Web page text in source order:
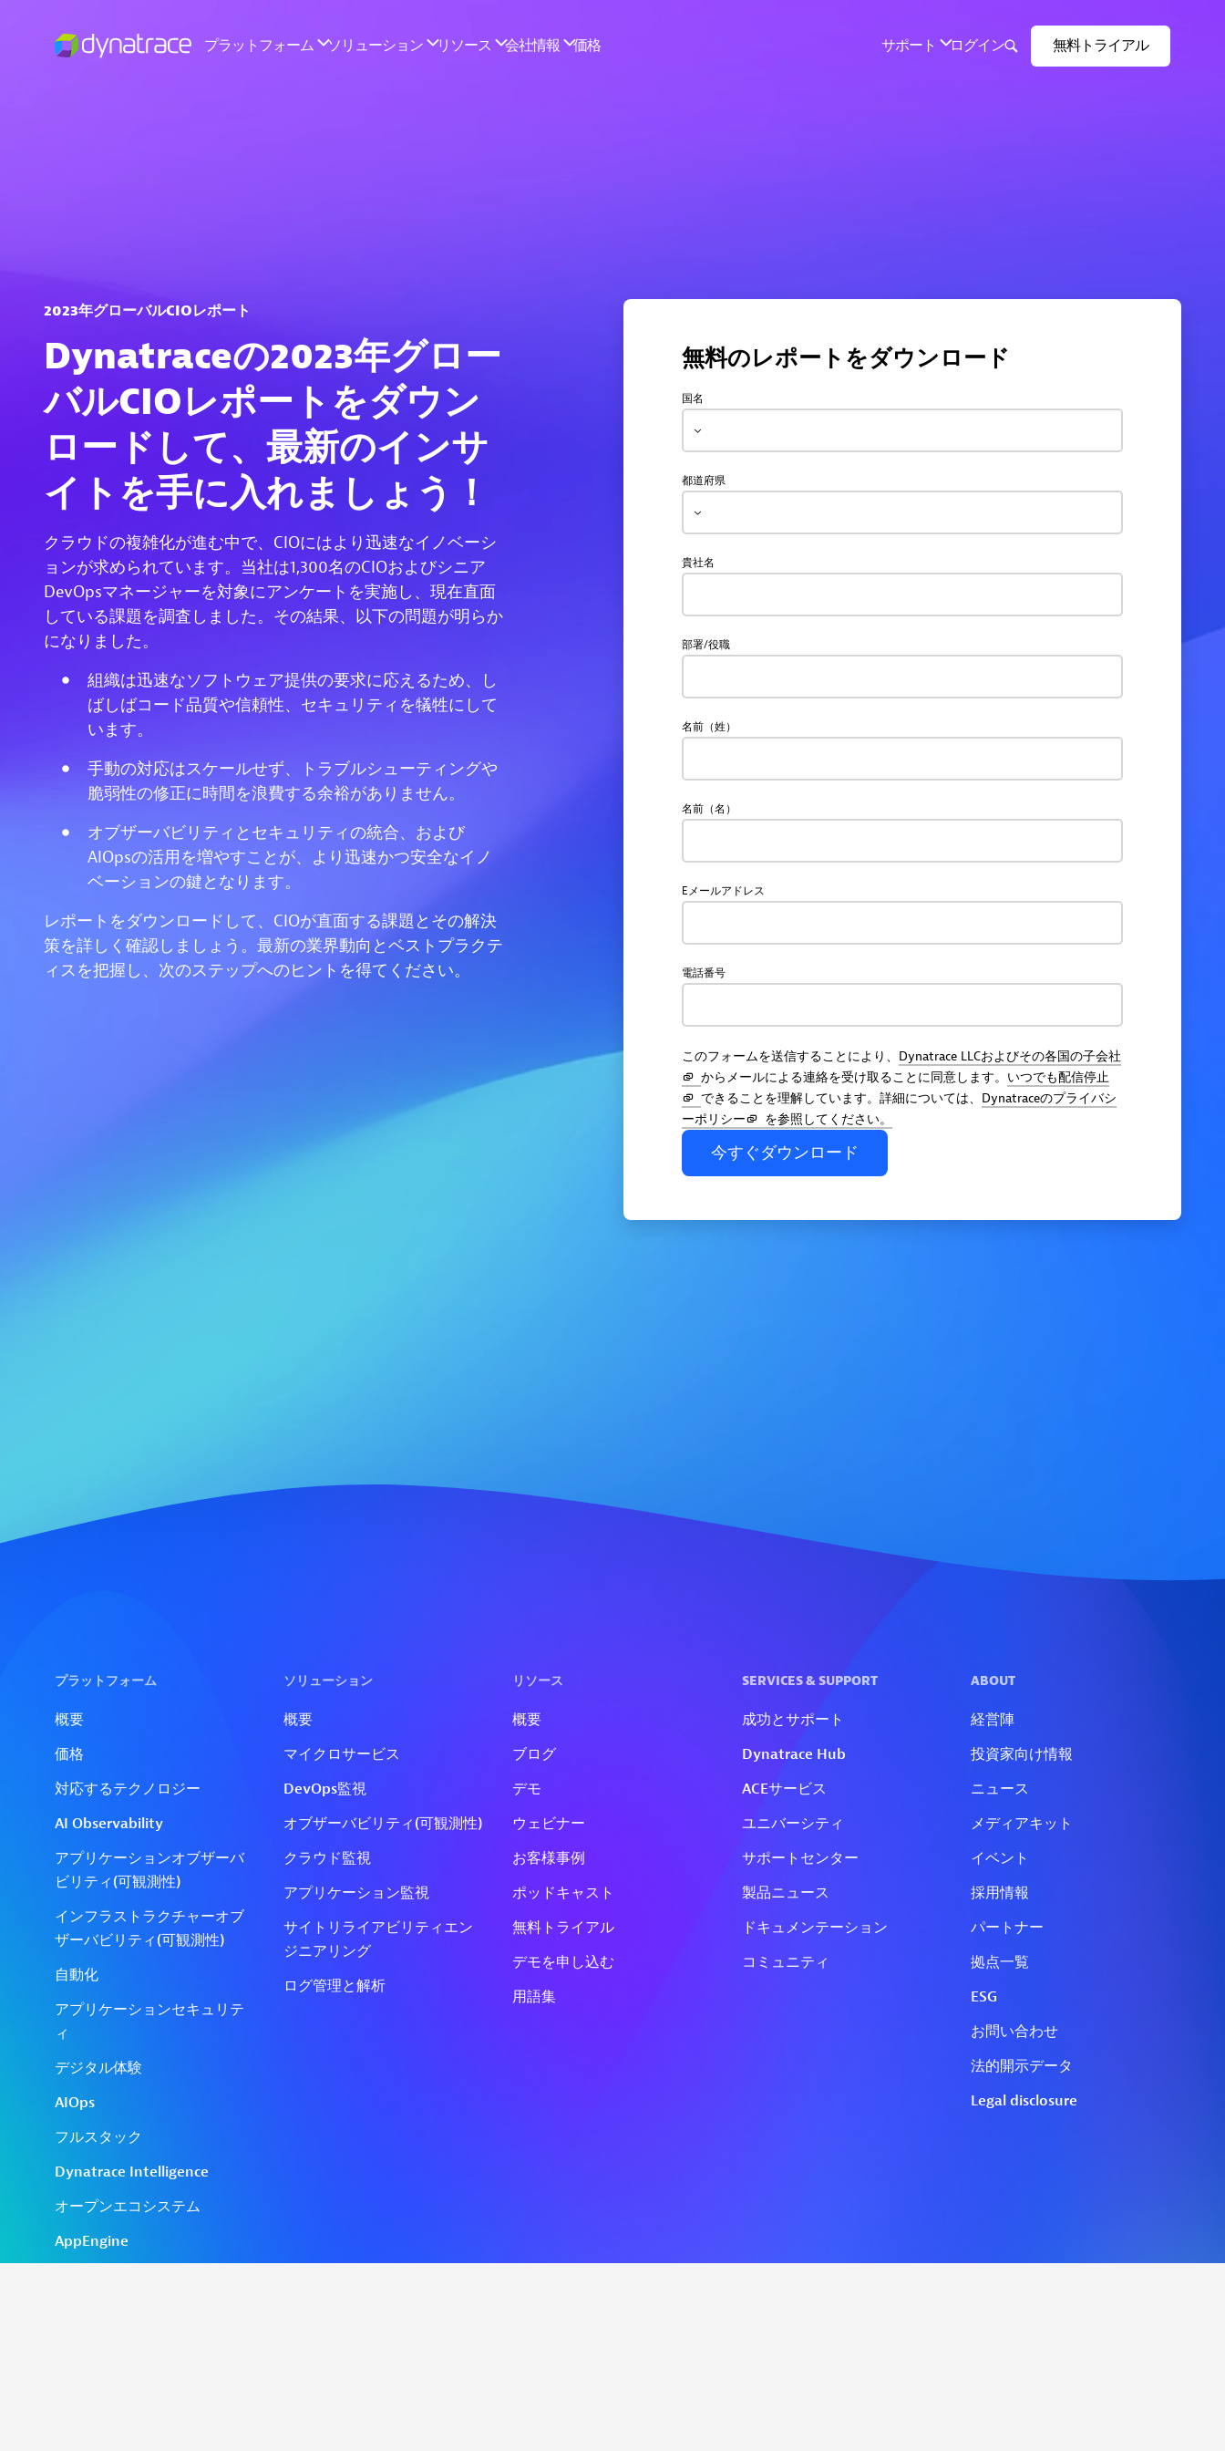
2023年グローバルCIOレポート
Dynatraceの2023年グロー
バルCIOレポートをダウン
ロードして、最新のインサ
イトを手に入れましょう！
クラウドの複雑化が進む中で、CIOにはより迅速なイノベーシ
ョンが求められています。当社は1,300名のCIOおよびシニア
DevOpsマネージャーを対象にアンケートを実施し、現在直面
している課題を調査しました。その結果、以下の問題が明らか
になりました。
組織は迅速なソフトウェア提供の要求に応えるため、し
ばしばコード品質や信頼性、セキュリティを犠牲にして
います。
手動の対応はスケールせず、トラブルシューティングや
脆弱性の修正に時間を浪費する余裕がありません。
オブザーバビリティとセキュリティの統合、および
AIOpsの活用を増やすことが、より迅速かつ安全なイノ
ベーションの鍵となります。
レポートをダウンロードして、CIOが直面する課題とその解決
策を詳しく確認しましょう。最新の業界動向とベストプラクテ
ィスを把握し、次のステップへのヒントを得てください。
無料のレポートをダウンロード
国名
都道府県
貴社名
部署/役職
名前（姓）
名前（名）
Eメールアドレス
電話番号
このフォームを送信することにより、 Dynatrace LLCおよびその各国の子会社
からメールによる連絡を受け取ることに同意します。 いつでも配信停止
できることを理解しています。詳細については、 Dynatraceのプライバシ
ーポリシー
を参照してください。
今すぐダウンロード